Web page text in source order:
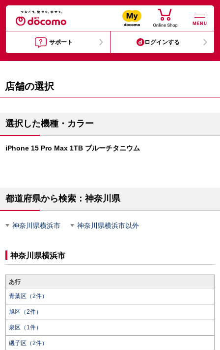
MENU
サポート ログインする
店舗の選択
選択した機種・カラー
iPhone 15 Pro Max 1TB ブルーチタニウム
都道府県から検索：神奈川県
神奈川県横浜市 神奈川県横浜市以外
神奈川県横浜市
あ行
青葉区（2件）
旭区（2件）
泉区（1件）
磯子区（2件）